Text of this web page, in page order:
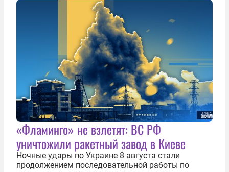
«Фламинго» не взлетят: ВС РФ
уничтожили ракетный завод в Киеве
Ночные удары по Украине 8 августа стали
продолжением последовательной работы по